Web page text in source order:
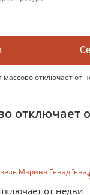
отключает от
отключает
Марина Генадіївна